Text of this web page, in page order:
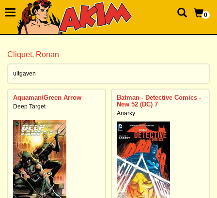
0
Cliquet, Ronan
uitgaven
Aquaman/Green Arrow
Deep Target
Batman - Detective Comics -
New 52 (DC) 7
Anarky